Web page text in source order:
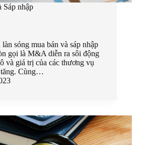
Sáp nhập
sóng mua bán và sáp nhập
gọi là M&A diễn ra sôi động
và giá trị của các thương vụ
Cùng…